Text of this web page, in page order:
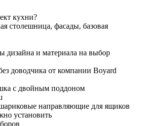
кухни?
столешница, фасады, базовая
дизайна и материала на выбор
доводчика от компании Boyard
с двойным поддоном
направляющие для ящиков
установить